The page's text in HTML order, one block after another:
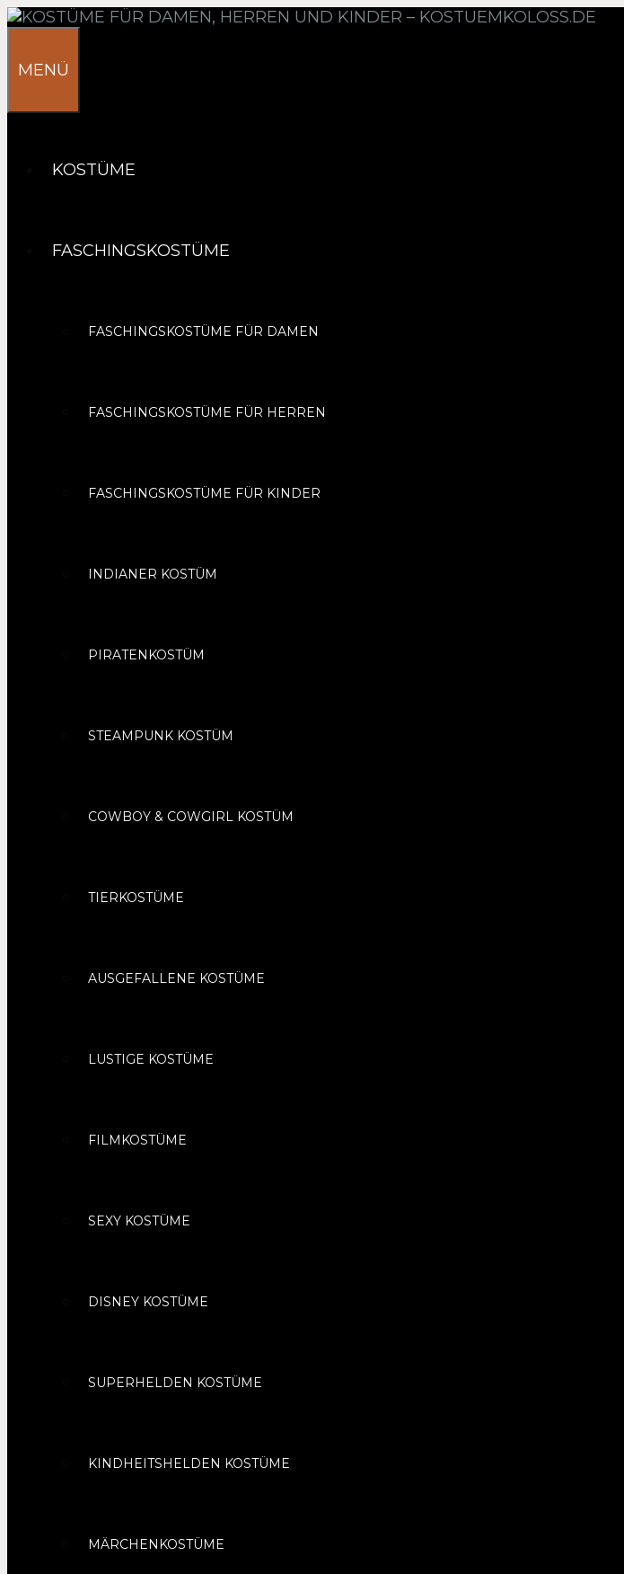
Springe
MENÜ
KOSTÜME
FASCHINGSKOSTÜME
FASCHINGSKOSTÜME FÜR DAMEN
FASCHINGSKOSTÜME FÜR HERREN
FASCHINGSKOSTÜME FÜR KINDER
INDIANER KOSTÜM
PIRATENKOSTÜM
STEAMPUNK KOSTÜM
COWBOY & COWGIRL KOSTÜM
TIERKOSTÜME
AUSGEFALLENE KOSTÜME
LUSTIGE KOSTÜME
FILMKOSTÜME
SEXY KOSTÜME
DISNEY KOSTÜME
SUPERHELDEN KOSTÜME
KINDHEITSHELDEN KOSTÜME
MÄRCHENKOSTÜME